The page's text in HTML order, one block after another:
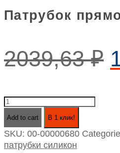
Патрубок
2039,63₽
Патрубок
(d90
l1100)
Add to cart В 1 клик!
SKU: 00-00000680
патрубки силикон